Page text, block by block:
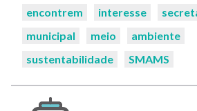
encontrem
interesse
municipal
meio
ambiente
sustentabilidade
SMAMS